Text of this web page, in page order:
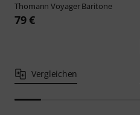
ThomannVoyager Baritone
79 €
Vergleichen